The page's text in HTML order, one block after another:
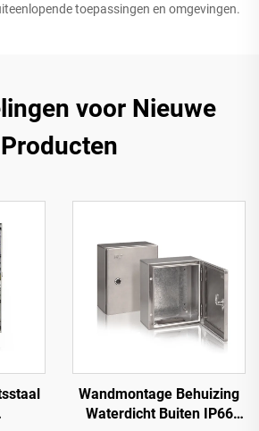
toepassingen en omgevingen.
voor Nieuwe
Producten
Wandmontage Behuizing
Waterdicht Buiten IP66